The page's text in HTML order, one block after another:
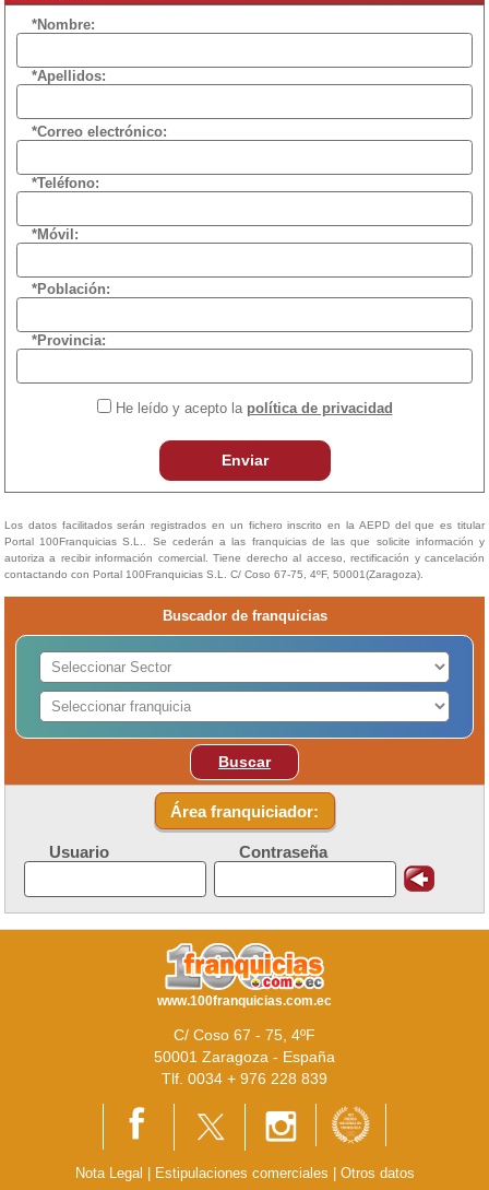
*Nombre:
*Apellidos:
*Correo electrónico:
*Teléfono:
*Móvil:
*Población:
*Provincia:
He leído y acepto la política de privacidad
Enviar
Los datos facilitados serán registrados en un fichero inscrito en la AEPD del que es titular
Portal 100Franquicias S.L.. Se cederán a las franquicias de las que solicite información y
autoriza a recibir información comercial. Tiene derecho al acceso, rectificación y cancelación
contactando con Portal 100Franquicias S.L. C/ Coso 67-75, 4ºF, 50001(Zaragoza).
Buscador de franquicias
Buscar
Área franquiciador:
Usuario Contraseña
www.100franquicias.com.ec
C/ Coso 67 - 75, 4ºF
50001 Zaragoza - España
Tlf. 0034 + 976 228 839
Nota Legal Estipulaciones comerciales Otros datos